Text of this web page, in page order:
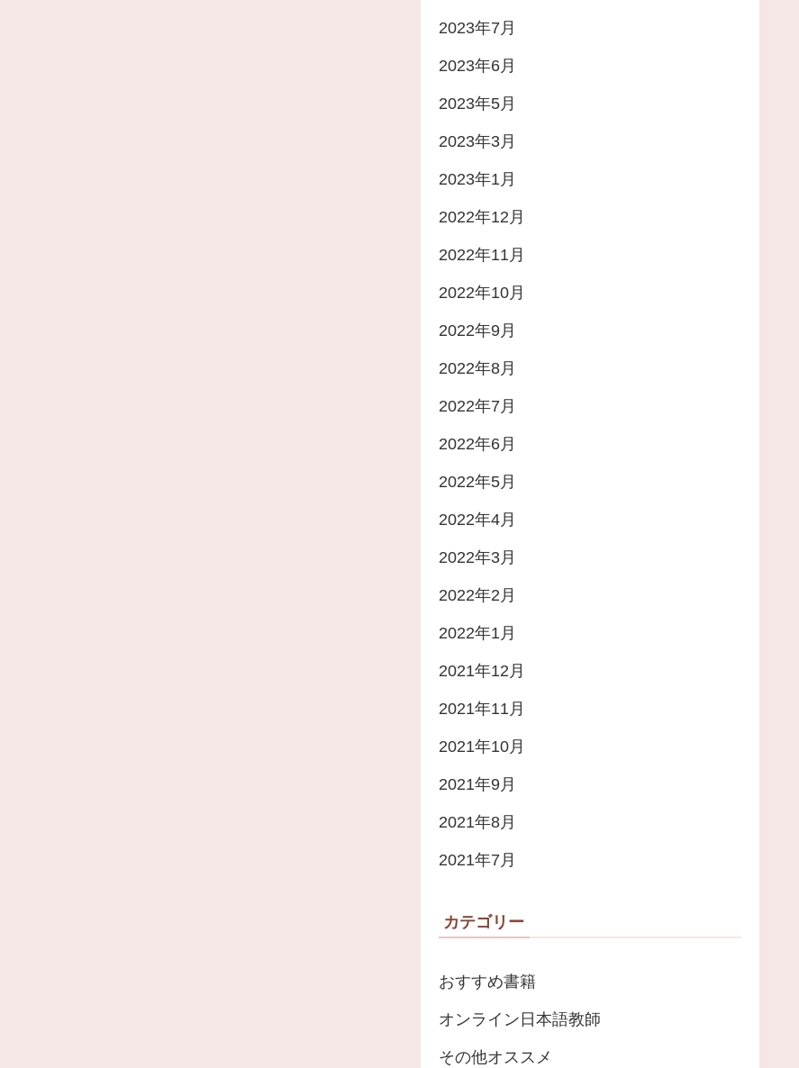
2023年7月
2023年6月
2023年5月
2023年3月
2023年1月
2022年12月
2022年11月
2022年10月
2022年9月
2022年8月
2022年7月
2022年6月
2022年5月
2022年4月
2022年3月
2022年2月
2022年1月
2021年12月
2021年11月
2021年10月
2021年9月
2021年8月
2021年7月
カテゴリー
おすすめ書籍
オンライン日本語教師
その他オススメ